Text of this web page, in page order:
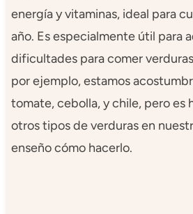
energía y vitaminas, ideal para
año. Es especialmente útil para
dificultades para comer
por ejemplo, estamos
tomate, cebolla, y chile, pero es
otros tipos de verduras en
enseño cómo hacerlo.